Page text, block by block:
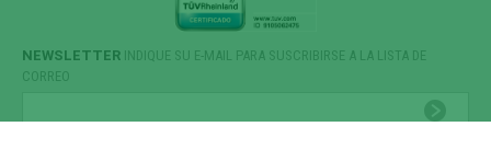
NEWSLETTER INDIQUE SU E-MAIL PARA SUSCRIBIRSE A LA LISTA DE
CORREO